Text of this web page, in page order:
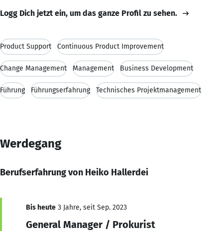
Logg Dich jetzt ein, um das ganze Profil zu sehen.
Product Support Continuous Product Improvement
Change Management Management Business Development
Führung Führungserfahrung Technisches Projektmanagement
Werdegang
Berufserfahrung von Heiko Hallerdei
Bis heute 3 Jahre, seit Sep. 2023
General Manager / Prokurist